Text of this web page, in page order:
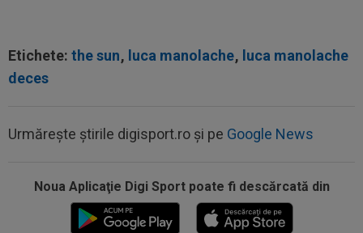
Etichete: the sun, luca manolache, luca manolache
deces
Urmărește știrile digisport.ro și pe Google News
Noua Aplicaţie Digi Sport poate fi descărcată din
OFICIAL
Transferul lui Marco Dulca a fost